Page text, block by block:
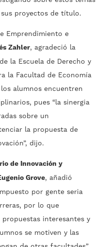
proyectos de título.
Emprendimiento e
Zahler, agradeció la
la Escuela de Derecho y
la Facultad de Economía
alumnos encuentren
pues “la sinergia
sobre un
la propuesta de
dijo.
de Innovación y
Grove, añadió
por gente seria
por lo que
propuestas interesantes y
se motiven y las